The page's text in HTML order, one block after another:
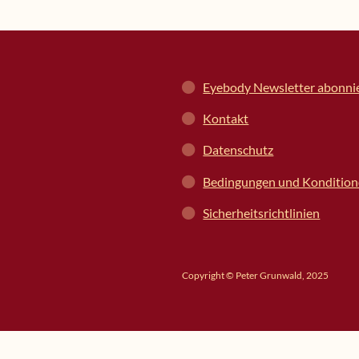
Eyebody Newsletter
Kontakt
Datenschutz
Bedingungen und
Sicherheitsrichtlinien
Copyright © Peter Grunwald, 2025